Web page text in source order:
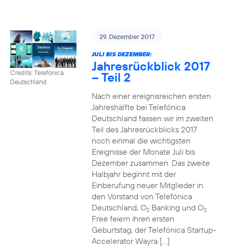
Credits: Telefónica
Deutschland
29. Dezember 2017
JULI BIS DEZEMBER:
Jahresrückblick 2017
– Teil 2
Nach einer ereignisreichen ersten
Jahreshälfte bei Telefónica
Deutschland fassen wir im zweiten
Teil des Jahresrückblicks 2017
noch einmal die wichtigsten
Ereignisse der Monate Juli bis
Dezember zusammen. Das zweite
Halbjahr beginnt mit der
Einberufung neuer Mitglieder in
den Vorstand von Telefónica
Deutschland, O2Banking und O2
Free feiern ihren ersten
Geburtstag, der Telefónica Startup-
Accelerator Wayra […]